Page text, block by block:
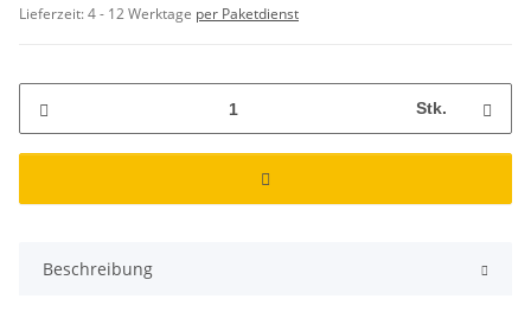
Lieferzeit:4 - 12 Werktage per Paketdienst
Stk.
Beschreibung